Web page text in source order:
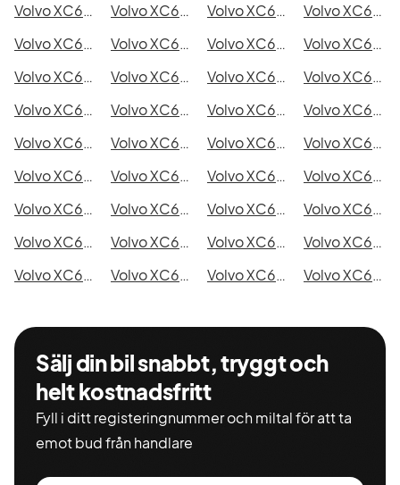
Volvo XC60 T6 AWD i Malmö
Volvo XC60 T6 AWD i Örebro Volvo XC60 T6 AWD i Norrköping
Volvo XC60 T6 AWD i Linköping
Volvo XC60 T6 AWD i Uppsala
Volvo XC60 T6 AWD i Västerås Volvo XC60 T6 AWD i Halmstad
Volvo XC60 T6 AWD i Växjö
Volvo XC60 T6 AWD i Eskilstuna
Volvo XC60 T6 AWD i Kalmar Volvo XC60 T6 AWD i Karlskrona
Volvo XC60 T6 AWD i Karlstad
Volvo XC60 T6 AWD i Kristianstad
Volvo XC60 T6 AWD i Sundsvall Volvo XC60 T6 AWD i Umeå
Volvo XC60 T6 AWD i Varberg
Volvo XC60 T6 AWD i Borås
Volvo XC60 T6 AWD i Falkenberg Volvo XC60 T6 AWD i Gävle
Volvo XC60 T6 AWD i Luleå
Volvo XC60 T6 AWD i Lund
Volvo XC60 T6 AWD i Mönsterås Volvo XC60 T6 AWD i Uddevalla
Volvo XC60 T6 AWD i Västervik
Volvo XC60 T6 AWD i Ystad
Volvo XC60 T6 AWD i Östersund Volvo XC60 T6 AWD i Borlänge
Volvo XC60 T6 AWD i Kiruna
Volvo XC60 T6 AWD i Nyköping
Volvo XC60 T6 AWD i Oskarshamn Volvo XC60 T6 AWD i Sigtuna
Volvo XC60 T6 AWD i Skellefteå
Volvo XC60 T6 AWD i Skövde
Volvo XC60 T6 AWD i Trollhättan Volvo XC60 T6 AWD i Alingsås Volvo XC60 T6 AWD i Båstad
Sälj din bil snabbt, tryggt och
helt kostnadsfritt
Fyll i ditt registeringnummer och miltal för att ta
emot bud från handlare